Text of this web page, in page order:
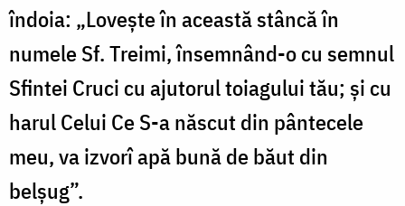
îndoia: „Loveşte în această stâncă în
numele Sf. Treimi, însemnând-o cu semnul
Sfintei Cruci cu ajutorul toiagului tău; şi cu
harul Celui Ce S-a născut din pântecele
meu, va izvorî apă bună de băut din
belşug”.